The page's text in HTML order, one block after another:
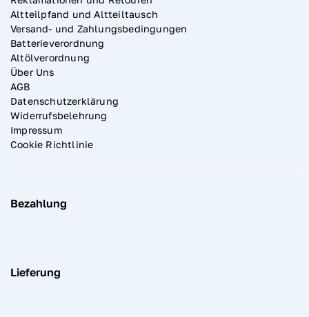
Altteilpfand und Altteiltausch
Versand- und Zahlungsbedingungen
Batterieverordnung
Altölverordnung
Über Uns
AGB
Datenschutzerklärung
Widerrufsbelehrung
Impressum
Cookie Richtlinie
Bezahlung
Lieferung